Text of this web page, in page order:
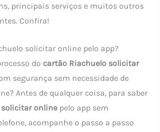
principais serviços e muitos outros
Confira!
solicitar online pelo app?
do cartão Riachuelo solicitar
segurança sem necessidade de
Antes de qualquer coisa, para saber
onlinepelo app sem
acompanhe o passo a passo